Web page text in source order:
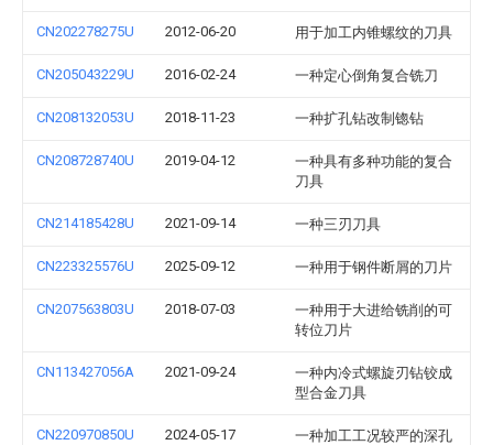
CN202278275U 2012-06-20 用于加工内锥螺纹的刀具
CN205043229U 2016-02-24 一种定心倒角复合铣刀
CN208132053U 2018-11-23 一种扩孔钻改制锪钻
CN208728740U 2019-04-12
一种具有多种功能的复合
刀具
CN214185428U 2021-09-14 一种三刃刀具
CN223325576U 2025-09-12 一种用于钢件断屑的刀片
CN207563803U 2018-07-03
一种用于大进给铣削的可
转位刀片
CN113427056A 2021-09-24
一种内冷式螺旋刃钻铰成
型合金刀具
CN220970850U 2024-05-17
一种加工工况较严的深孔